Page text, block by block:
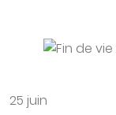
25 juin